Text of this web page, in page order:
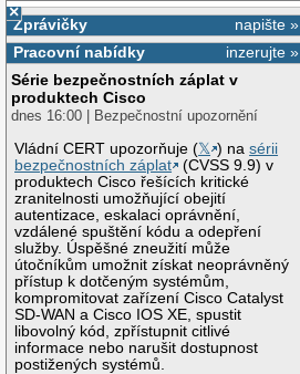
×
napište »
Zprávičky
inzerujte »
Pracovní nabídky
Série bezpečnostních záplat v
produktech Cisco
dnes 16:00 | Bezpečnostní upozornění
Vládní CERT upozorňuje (𝕏 ) nasérii
bezpečnostních záplat
(CVSS 9.9) v
produktech Cisco řešících kritické
zranitelnosti umožňující obejití
autentizace, eskalaci oprávnění,
vzdálené spuštění kódu a odepření
služby. Úspěšné zneužití může
útočníkům umožnit získat neoprávněný
přístup k dotčeným systémům,
kompromitovat zařízení Cisco Catalyst
SD-WAN a Cisco IOS XE, spustit
libovolný kód, zpřístupnit citlivé
informace nebo narušit dostupnost
postižených systémů.